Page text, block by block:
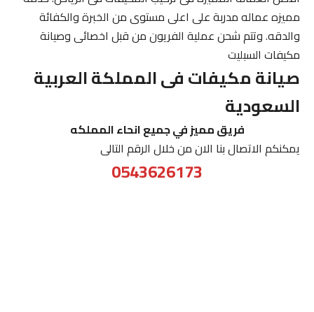
مميزه عماله مدربة على اعلى مستوى من الخبرة والكفائة
والدقه. وتتم شحن عملية الفريون من قبل اخصائى وصيانة
مكيفات السبليت
صيانة مكيفات فى المملكة العربية
السعودية
فريق مميز في جميع انحاء المملكه
يمكنكم الاتصال بنا الان من خلال الرقم التالى
0543626173